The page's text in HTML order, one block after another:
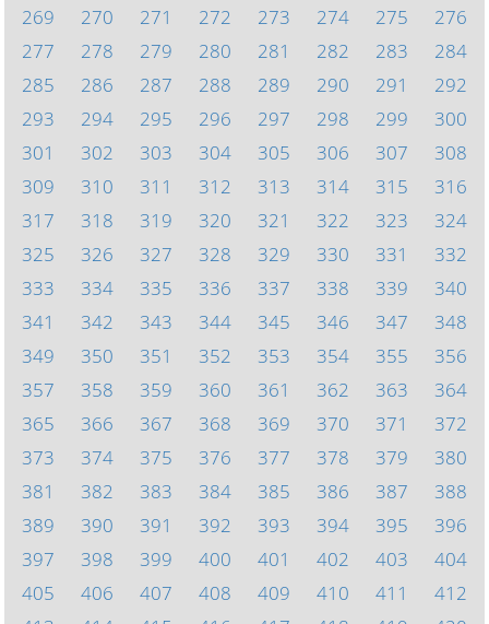
269
270 271 272 273 274 275
276
277
278 279 280 281 282 283
284
285
286 287 288 289 290 291
292
293
294 295 296 297 298 299
300
301
302 303 304 305 306 307
308
309
310 311 312 313 314 315
316
317
318 319 320 321 322 323
324
325
326 327 328 329 330 331
332
333
334 335 336 337 338 339
340
341
342 343 344 345 346 347
348
349
350 351 352 353 354 355
356
357
358 359 360 361 362 363
364
365
366 367 368 369 370 371
372
373
374 375 376 377 378 379
380
381
382 383 384 385 386 387
388
389
390 391 392 393 394 395
396
397
398 399 400 401 402 403
404
405
406 407 408 409 410 411
412